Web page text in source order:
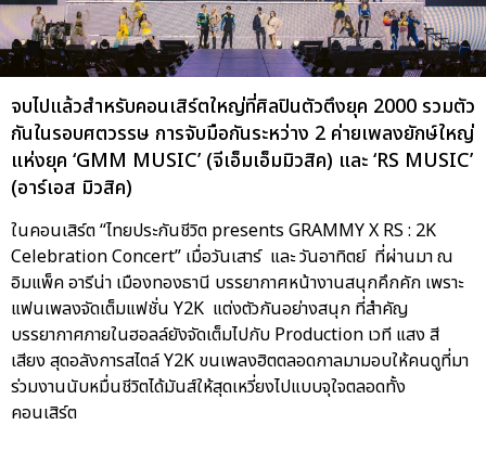
จบไปแล้วสำหรับคอนเสิร์ตใหญ่ที่ศิลปินตัวตึงยุค 2000 รวมตัว
กันในรอบศตวรรษ การจับมือกันระหว่าง 2 ค่ายเพลงยักษ์ใหญ่
แห่งยุค ‘GMM MUSIC’ (จีเอ็มเอ็มมิวสิค) และ ‘RS MUSIC’
(อาร์เอส มิวสิค)
ในคอนเสิร์ต “ไทยประกันชีวิต presents GRAMMY X RS : 2K
Celebration Concert” เมื่อวันเสาร์ และ วันอาทิตย์ ที่ผ่านมา ณ
อิมแพ็ค อารีน่า เมืองทองธานี บรรยากาศหน้างานสนุกคึกคัก เพราะ
แฟนเพลงจัดเต็มแฟชั่น Y2K แต่งตัวกันอย่างสนุก ที่สำคัญ
บรรยากาศภายในฮอลล์ยังจัดเต็มไปกับ Production เวที แสง สี
เสียง สุดอลังการสไตล์ Y2K ขนเพลงฮิตตลอดกาลมามอบให้คนดูที่มา
ร่วมงานนับหมื่นชีวิตได้มันส์ให้สุดเหวี่ยงไปแบบจุใจตลอดทั้ง
คอนเสิร์ต